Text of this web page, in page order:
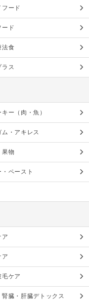
フード
ード
法食
ラス
ー（肉・魚）
ム・アキレス
果物
・ペースト
ア
ア
毛ケア
腎臓・肝臓デトックス